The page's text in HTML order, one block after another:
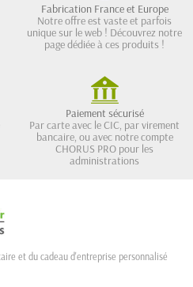
Fabrication France et Europe
Notre offre est vaste et parfois
unique sur le web ! Découvrez notre
page dédiée à ces produits !
Paiement sécurisé
Par carte avec le CIC, par virement
bancaire, ou avec notre compte
CHORUS PRO pour les
administrations
et du cadeau d'entreprise personnalisé